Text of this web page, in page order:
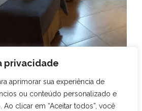
privacidade
aprimorar sua experiência de
ou conteúdo personalizado e
Ao clicar em “Aceitar todos”, você